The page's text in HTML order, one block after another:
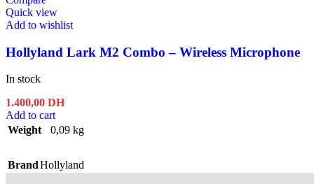
Quick view
Add to wishlist
Hollyland Lark M2 Combo – Wireless Microphone
In stock
1.400,00 DH
Add to cart
Weight
0,09 kg
BrandHollyland